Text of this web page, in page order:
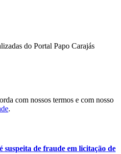
do Portal Papo Carajás
com nossos termos e com nosso
.
suspeita de fraude em licitação de